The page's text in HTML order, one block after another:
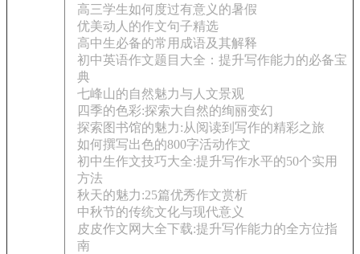
高三学生如何度过有意义的暑假
优美动人的作文句子精选
高中生必备的常用成语及其解释
初中英语作文题目大全：提升写作能力的必备宝
典
七峰山的自然魅力与人文景观
四季的色彩:探索大自然的绚丽变幻
探索图书馆的魅力:从阅读到写作的精彩之旅
如何撰写出色的800字活动作文
初中生作文技巧大全:提升写作水平的50个实用
方法
秋天的魅力:25篇优秀作文赏析
中秋节的传统文化与现代意义
皮皮作文网大全下载:提升写作能力的全方位指
南